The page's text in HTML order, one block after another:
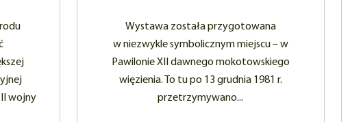
II wojny
Wystawa została przygotowana
w niezwykle symbolicznym miejscu – w
Pawilonie XII dawnego mokotowskiego
więzienia. To tu po 13 grudnia 1981 r.
przetrzymywano...